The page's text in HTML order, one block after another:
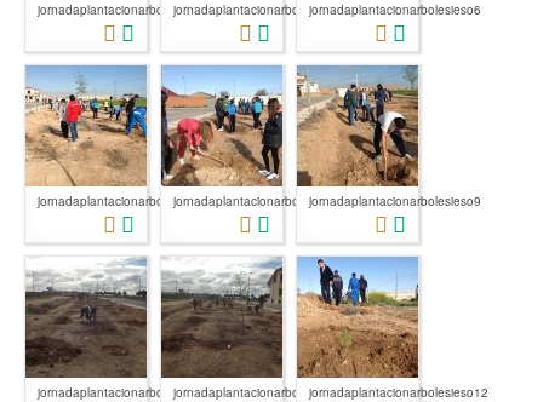
jornadaplantacionarbolesieso4jornadaplantacionarbolesieso5jornadaplantacionarbolesieso6
jornadaplantacionarbolesieso7jornadaplantacionarbolesieso8jornadaplantacionarbolesieso9
jornadaplantacionarbolesieso10jornadaplantacionarbolesieso11jornadaplantacionarbolesieso12